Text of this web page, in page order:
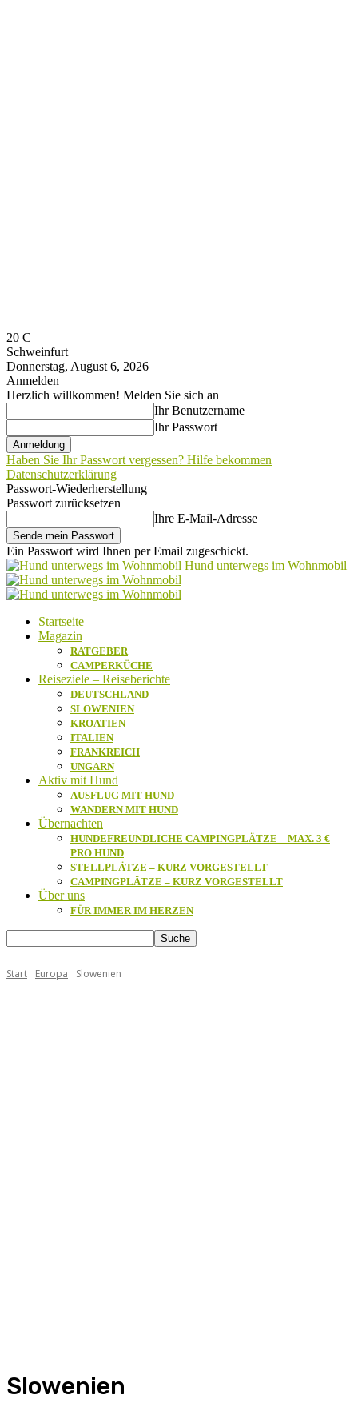
20 C
Schweinfurt
Donnerstag, August 6, 2026
Anmelden
Herzlich willkommen! Melden Sie sich an
Ihr Benutzername
Ihr Passwort
Haben Sie Ihr Passwort vergessen? Hilfe bekommen
Datenschutzerklärung
Passwort-Wiederherstellung
Passwort zurücksetzen
Ihre E-Mail-Adresse
Ein Passwort wird Ihnen per Email zugeschickt.
Hund unterwegs im Wohnmobil
Startseite
Magazin
RATGEBER
CAMPERKÜCHE
Reiseziele – Reiseberichte
DEUTSCHLAND
SLOWENIEN
KROATIEN
ITALIEN
FRANKREICH
UNGARN
Aktiv mit Hund
AUSFLUG MIT HUND
WANDERN MIT HUND
Übernachten
HUNDEFREUNDLICHE CAMPINGPLÄTZE – MAX. 3 €
PRO HUND
STELLPLÄTZE – KURZ VORGESTELLT
CAMPINGPLÄTZE – KURZ VORGESTELLT
Über uns
FÜR IMMER IM HERZEN
Start Europa Slowenien
Slowenien